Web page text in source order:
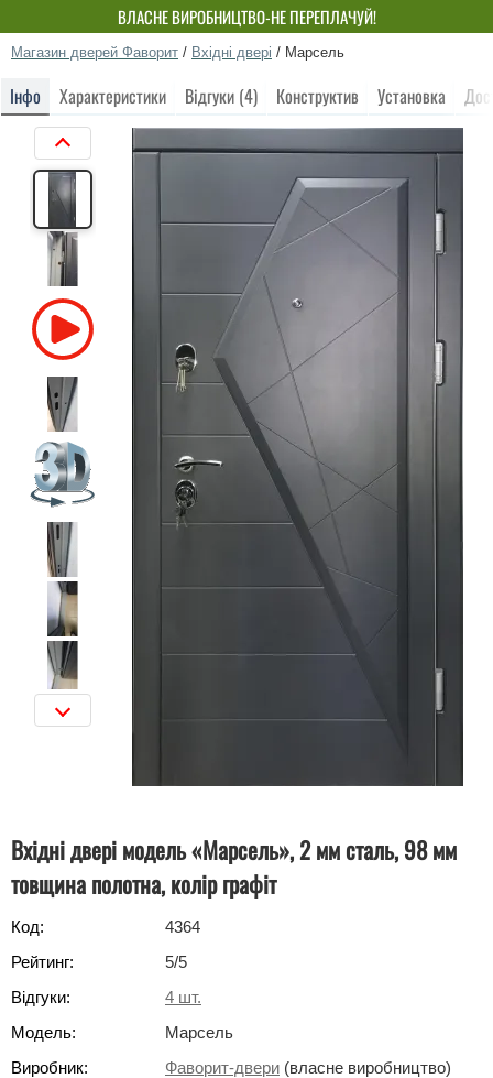
ВЛАСНЕ ВИРОБНИЦТВО-НЕ ПЕРЕПЛАЧУЙ!
Магазин дверей Фаворит / Вхідні двері / Марсель
Інфо Характеристики Відгуки (4) Конструктив Установка
Вхідні двері модель «Марсель», 2 мм сталь, 98 мм
товщина полотна, колір графіт
Код:
4364
Рейтинг:
5/5
Відгуки:
4 шт.
Модель:
Марсель
Виробник:
Фаворит-двери (власне виробництво)